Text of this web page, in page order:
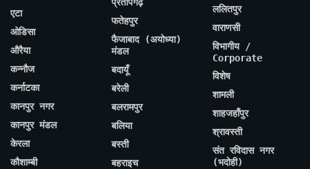
एटा
ओडिसा
औरैया
कन्नौज
कर्नाटका
कानपुर नगर
कानपुर मंडल
केरला
कौशाम्बी
फतेहपुर
फैजाबाद (अयोध्या)
मंडल
बदायूँ
बरेली
बलरामपुर
बलिया
बस्ती
बहराइच
ललितपुर
वाराणसी
विभागीय /
Corporate
विशेष
शामली
शाहजहाँपुर
श्रावस्ती
संत रविदास नगर
(भदोही)